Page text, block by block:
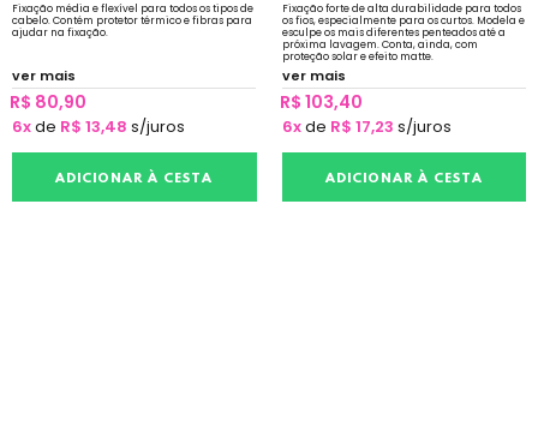
Fixação média e flexível para todos os tipos de
cabelo. Contém protetor térmico e fibras para
ajudar na fixação.
ver mais
R$ 80,90
6xde R$ 13,48 s/juros
ADICIONAR À CESTA
Fixação forte de alta durabilidade para todos
os fios, especialmente para os curtos. Modela e
esculpe os mais diferentes penteados até a
próxima lavagem. Conta, ainda, com
proteção solar e efeito matte.
ver mais
R$ 103,40
6xde R$ 17,23 s/juros
ADICIONAR À CESTA